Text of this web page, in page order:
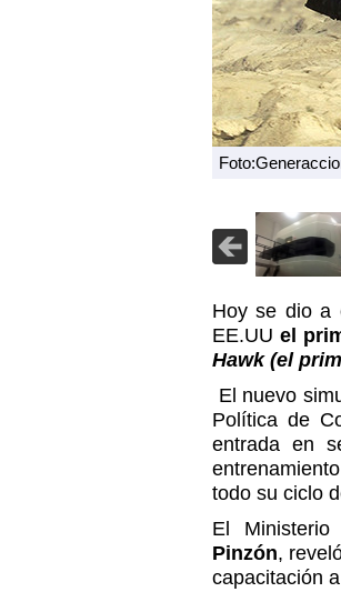
Hoy se dio a
EE.UUel
Hawk (el
El nuevo
Política de
entrada en
todo su ciclo
El
Pinzón,
capacitación